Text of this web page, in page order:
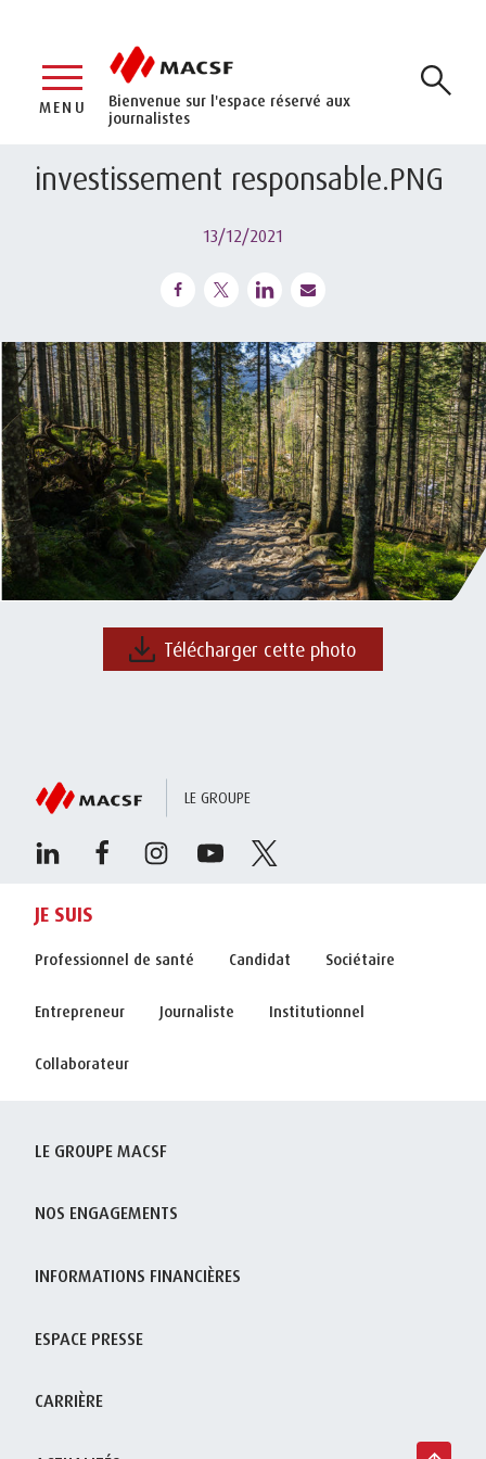
Bienvenue sur l'espace réservé aux
journalistes
MENU
investissement responsable.PNG
13/12/2021
Télécharger cette photo
LE GROUPE
JE SUIS
Professionnel de santé Candidat Sociétaire
Entrepreneur Journaliste Institutionnel
Collaborateur
LE GROUPE MACSF
NOS ENGAGEMENTS
INFORMATIONS FINANCIÈRES
ESPACE PRESSE
CARRIÈRE